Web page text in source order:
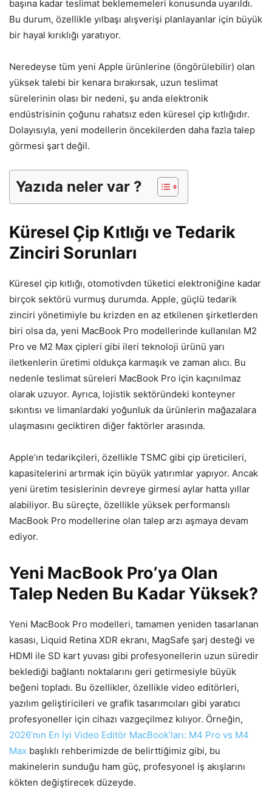
başına kadar teslimat beklememeleri konusunda uyarıldı.
Bu durum, özellikle yılbaşı alışverişi planlayanlar için büyük
bir hayal kırıklığı yaratıyor.
Neredeyse tüm yeni Apple ürünlerine (öngörülebilir) olan
yüksek talebi bir kenara bırakırsak, uzun teslimat
sürelerinin olası bir nedeni, şu anda elektronik
endüstrisinin çoğunu rahatsız eden küresel çip kıtlığıdır.
Dolayısıyla, yeni modellerin öncekilerden daha fazla talep
görmesi şart değil.
Yazıda neler var ?
Küresel Çip Kıtlığı ve Tedarik
Zinciri Sorunları
Küresel çip kıtlığı, otomotivden tüketici elektroniğine kadar
birçok sektörü vurmuş durumda. Apple, güçlü tedarik
zinciri yönetimiyle bu krizden en az etkilenen şirketlerden
biri olsa da, yeni MacBook Pro modellerinde kullanılan M2
Pro ve M2 Max çipleri gibi ileri teknoloji ürünü yarı
iletkenlerin üretimi oldukça karmaşık ve zaman alıcı. Bu
nedenle teslimat süreleri MacBook Pro için kaçınılmaz
olarak uzuyor. Ayrıca, lojistik sektöründeki konteyner
sıkıntısı ve limanlardaki yoğunluk da ürünlerin mağazalara
ulaşmasını geciktiren diğer faktörler arasında.
Apple’ın tedarikçileri, özellikle TSMC gibi çip üreticileri,
kapasitelerini artırmak için büyük yatırımlar yapıyor. Ancak
yeni üretim tesislerinin devreye girmesi aylar hatta yıllar
alabiliyor. Bu süreçte, özellikle yüksek performanslı
MacBook Pro modellerine olan talep arzı aşmaya devam
ediyor.
Yeni MacBook Pro’ya Olan
Talep Neden Bu Kadar Yüksek?
Yeni MacBook Pro modelleri, tamamen yeniden tasarlanan
kasası, Liquid Retina XDR ekranı, MagSafe şarj desteği ve
HDMI ile SD kart yuvası gibi profesyonellerin uzun süredir
beklediği bağlantı noktalarını geri getirmesiyle büyük
beğeni topladı. Bu özellikler, özellikle video editörleri,
yazılım geliştiricileri ve grafik tasarımcıları gibi yaratıcı
profesyoneller için cihazı vazgeçilmez kılıyor. Örneğin,
2026’nın En İyi Video Editör MacBook’ları: M4 Pro vs M4
Max başlıklı rehberimizde de belirttiğimiz gibi, bu
makinelerin sunduğu ham güç, profesyonel iş akışlarını
kökten değiştirecek düzeyde.